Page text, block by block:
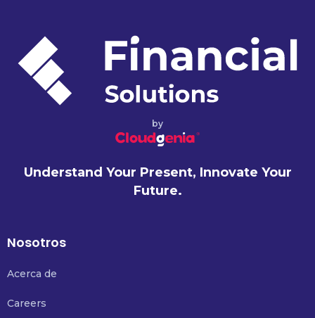
by
Understand Your Present, Innovate Your
Future.
Nosotros
Acerca de
Careers